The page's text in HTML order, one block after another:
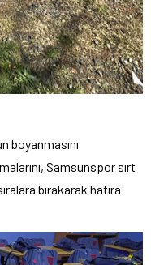
boyanmasını
Samsunspor sırt
bırakarak hatıra